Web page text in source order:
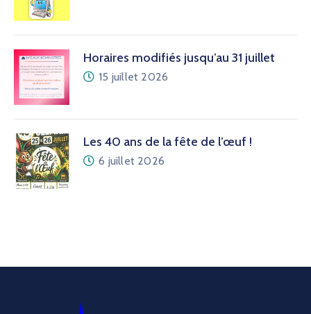
Horaires modifiés jusqu’au 31 juillet
15 juillet 2026
Les 40 ans de la fête de l’œuf !
6 juillet 2026